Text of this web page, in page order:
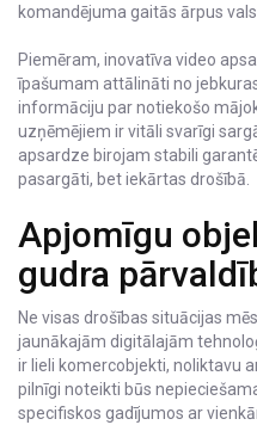
komandējuma gaitās ārpus
Piemēram, inovatīva video
īpašumam attālināti no
informāciju par notiekošo
uzņēmējiem ir vitāli svarīgi
apsardze birojam stabili
pasargāti, bet iekārtas drošībā.
Apjomīgu
gudra
Ne visas drošības situācijas
jaunākajām digitālajām
ir lieli komercobjekti, noliktavu
pilnīgi noteikti būs
specifiskos gadījumos ar